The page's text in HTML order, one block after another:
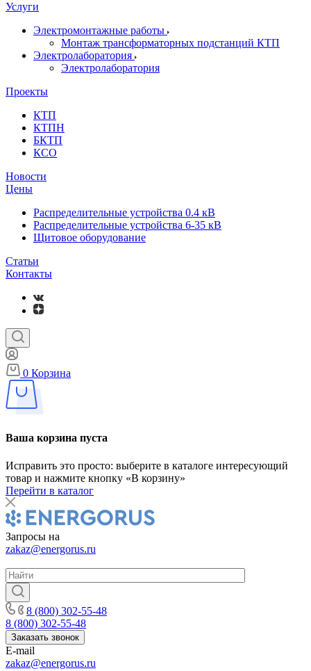
Услуги
Электромонтажные работы
Монтаж трансформаторных подстанций КТП
Электролаборатория
Электролаборатория
Проекты
КТП
КТПН
БКТП
КСО
Новости
Цены
Распределительные устройства 0.4 кВ
Распределительные устройства 6-35 кВ
Щитовое оборудование
Статьи
Контакты
0 Корзина
Ваша корзина пуста
Исправить это просто: выберите в каталоге интересующий
товар и нажмите кнопку «В корзину»
Перейти в каталог
Запросы на
zakaz@energorus.ru
8 (800) 302-55-48
8 (800) 302-55-48
Заказать звонок
E-mail
zakaz@energorus.ru